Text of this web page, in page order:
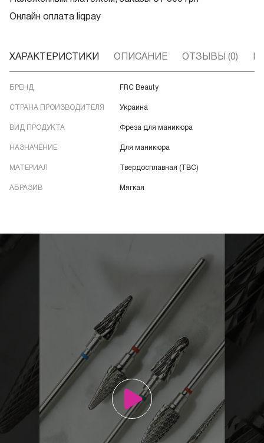
Онлайн оплата liqpay
ХАРАКТЕРИСТИКИ ОПИСАНИЕ ОТЗЫВЫ (0)
БРЕНД FRC Beauty
СТРАНА ПРОИЗВОДИТЕЛЯ Украина
ВИД ПРОДУКТА Фреза для маникюра
НАЗНАЧЕНИЕ Для маникюра
МАТЕРИАЛ Твердосплавная (ТВС)
АБРАЗИВ Мягкая